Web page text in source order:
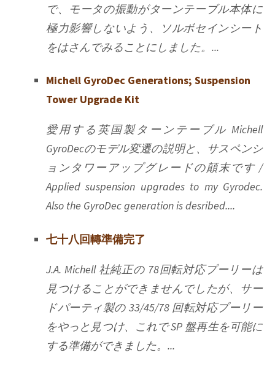
で、モータの振動がターンテーブル本体に
極力影響しないよう、ソルボセインシート
をはさんでみることにしました。...
Michell GyroDec Generations; Suspension
Tower Upgrade Kit
愛用する英国製ターンテーブル Michell
GyroDecのモデル変遷の説明と、サスペンシ
ョンタワーアップグレードの顛末です /
Applied suspension upgrades to my Gyrodec.
Also the GyroDec generation is desribed....
七十八回轉準備完了
J.A. Michell 社純正の 78回転対応プーリーは
見つけることができませんでしたが、サー
ドパーティ製の 33/45/78 回転対応プーリー
をやっと見つけ、これで SP 盤再生を可能に
する準備ができました。...